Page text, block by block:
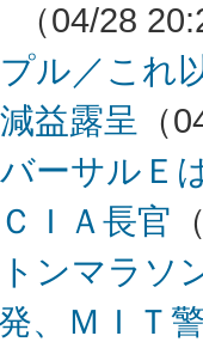
（04/28
ル／こ
益露呈 （
ーサルＥ
ＩＡ長官
ンマラソ
、ＭＩＴ